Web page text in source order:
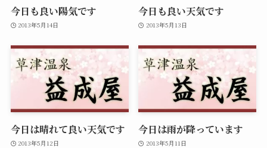
今日も良い陽気です
2013年5月14日
今日も良い天気です
2013年5月13日
今日は晴れて良い天気です
2013年5月12日
今日は雨が降っています
2013年5月11日